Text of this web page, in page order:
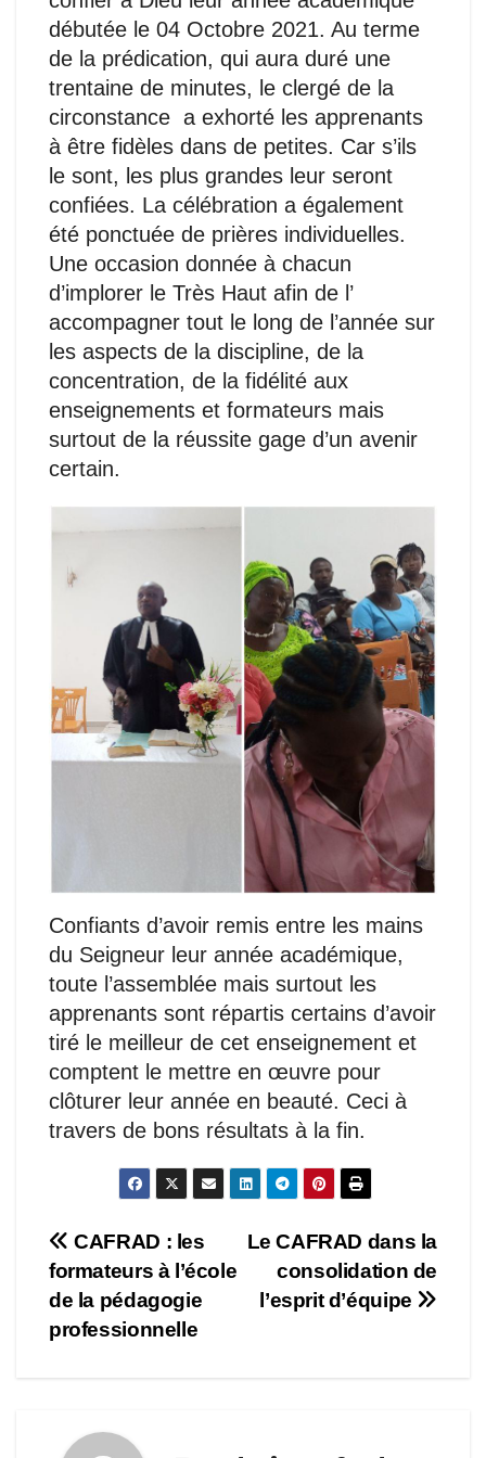
débutée le 04 Octobre 2021. Au terme
de la prédication, qui aura duré une
trentaine de minutes, le clergé de la
circonstance a exhorté les apprenants
à être fidèles dans de petites. Car s’ils
le sont, les plus grandes leur seront
confiées. La célébration a également
été ponctuée de prières individuelles.
Une occasion donnée à chacun
d’implorer le Très Haut afin de l’
accompagner tout le long de l’année sur
les aspects de la discipline, de la
concentration, de la fidélité aux
enseignements et formateurs mais
surtout de la réussite gage d’un avenir
certain.
Confiants d’avoir remis entre les mains
du Seigneur leur année académique,
toute l’assemblée mais surtout les
apprenants sont répartis certains d’avoir
tiré le meilleur de cet enseignement et
comptent le mettre en œuvre pour
clôturer leur année en beauté. Ceci à
travers de bons résultats à la fin.
Navigation
de
l’article
Le CAFRAD dans la
consolidation de
l’esprit d’équipe
CAFRAD : les
formateurs à l’école
de la pédagogie
professionnelle